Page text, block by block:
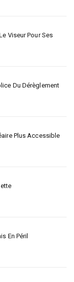
Viseur Pour Ses
Du Dérèglement
Plus Accessible
En Péril